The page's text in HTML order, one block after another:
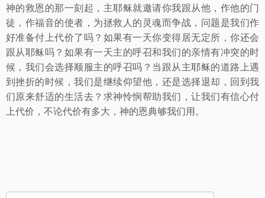
神的救恩的那一刻起，主耶稣就邀请你我跟从他，作他的门
徒，作福音的使者，为拯救人的灵魂而争战，问题是我们作
好准备付上代价了吗？如果有一天你变得居无定所，你还会
跟从耶稣吗？如果有一天主的呼召和我们的亲情有冲突的时
候，我们会选择顺服主的呼召吗？当跟从主耶稣的道路上遇
到挫折的时候，我们是继续仰望他，还是选择退却，回到我
们原来舒适的生活去？求神怜悯帮助我们，让我们有信心付
上代价，不论代价有多大，神的恩典够我们用。